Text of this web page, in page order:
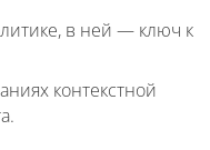
в ней — ключ к
контекстной